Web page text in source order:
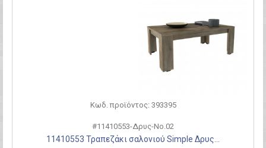
Κωδ. προϊόντος: 393395
#11410553-Δρυς-Νο.02
11410553 Τραπεζάκι σαλονιού Simple Δρυς...